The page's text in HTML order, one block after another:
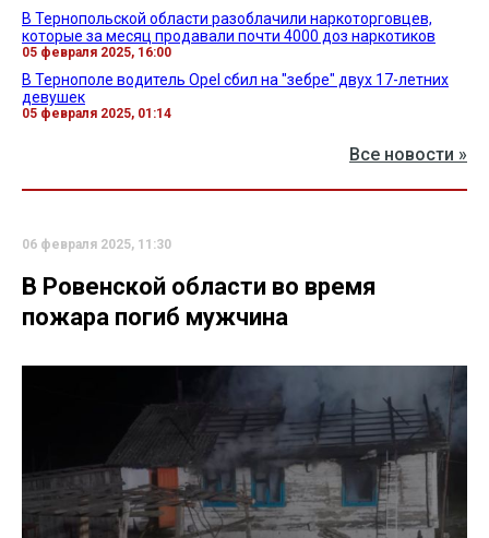
В Тернопольской области разоблачили наркоторговцев,
которые за месяц продавали почти 4000 доз наркотиков
05 февраля 2025, 16:00
В Тернополе водитель Opel сбил на "зебре" двух 17-летних
девушек
05 февраля 2025, 01:14
Все новости »
06 февраля 2025, 11:30
В Ровенской области во время
пожара погиб мужчина